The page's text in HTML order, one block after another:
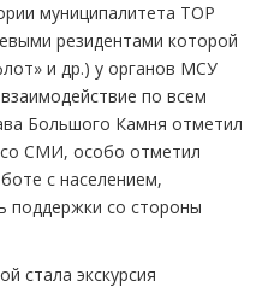
муниципалитета ТОР
резидентами которой
и др.) у органов МСУ
по всем
Большого Камня отметил
со СМИ, особо отметил
с населением,
поддержки со стороны
стала экскурсия